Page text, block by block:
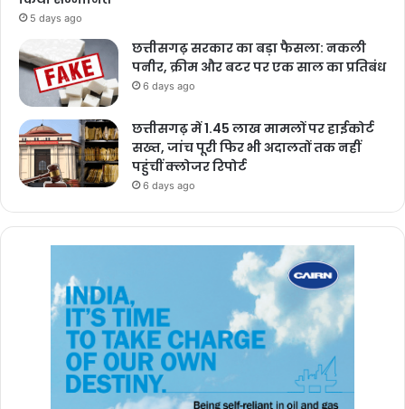
5 days ago
छत्तीसगढ़ सरकार का बड़ा फैसला: नकली
पनीर, क्रीम और बटर पर एक साल का प्रतिबंध
6 days ago
छत्तीसगढ़ में 1.45 लाख मामलों पर हाईकोर्ट
सख्त, जांच पूरी फिर भी अदालतों तक नहीं
पहुंचीं क्लोजर रिपोर्ट
6 days ago